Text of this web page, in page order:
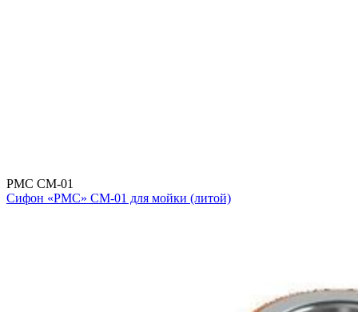
РМС СМ-01
Сифон «РМС» СМ-01 для мойки (литой)